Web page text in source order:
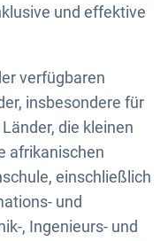
und effektive
verfügbaren
insbesondere für
die kleinen
afrikanischen
einschließlich
und
, Ingenieurs- und